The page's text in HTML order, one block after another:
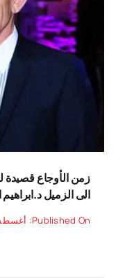
زمن الأوجاع قصيدة
الى الزميل
Published On: أغسطس 27, 2025